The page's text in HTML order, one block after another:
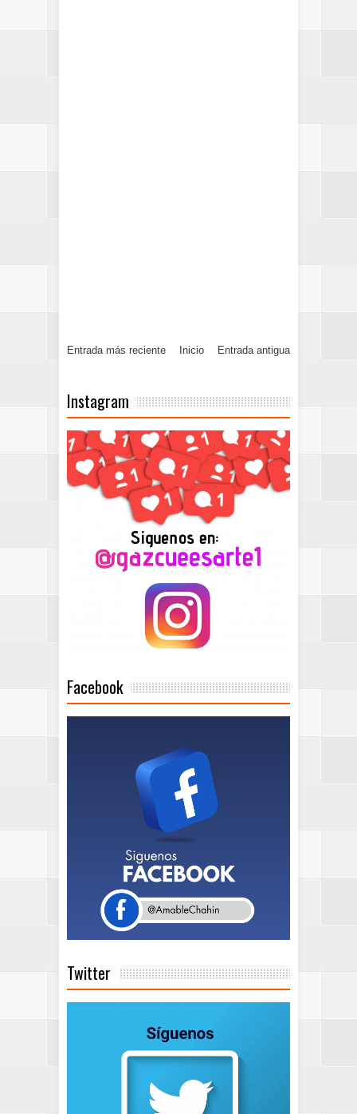
Entrada más reciente Entrada antigua
Inicio
Instagram
Facebook
Twitter